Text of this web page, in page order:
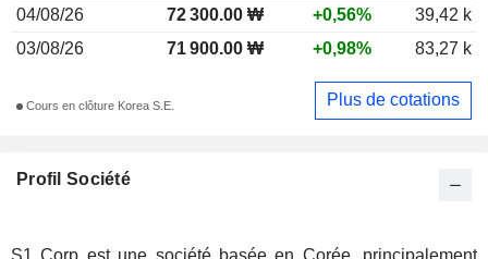
Profil Société
S1 Corp est une société basée en Corée, principalement
04/08/26
72 300.00 ₩ +0,56%
39,42 k
03/08/26
71 900.00 ₩ +0,98% 83,27 k
Cours en clôture Korea S.E. Plus de cotations